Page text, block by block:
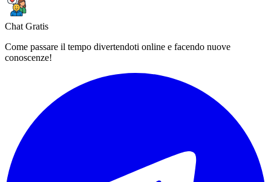
Chat Gratis
Come passare il tempo divertendoti online e facendo nuove
conoscenze!